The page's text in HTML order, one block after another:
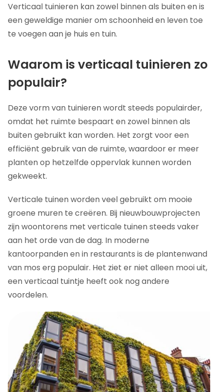
een verbluffend effect?
Benodigde materialen voor een verticale tuin
verticale tuin
Verticale tuin, conclusie
Veelgestelde vragen
Verticaal tuinieren kan zowel binnen als buiten en is
een geweldige manier om schoonheid en leven toe
te voegen aan je huis en tuin.
Waarom is verticaal tuinieren zo
populair?
Deze vorm van tuinieren wordt steeds populairder,
omdat het ruimte bespaart en zowel binnen als
buiten gebruikt kan worden. Het zorgt voor een
efficiënt gebruik van de ruimte, waardoor er meer
planten op hetzelfde oppervlak kunnen worden
gekweekt.
Verticale tuinen worden veel gebruikt om mooie
groene muren te creëren. Bij nieuwbouwprojecten
zijn woontorens met verticale tuinen steeds vaker
aan het orde van de dag. In moderne
kantoorpanden en in restaurants is de plantenwand
van mos erg populair. Het ziet er niet alleen mooi uit,
een verticaal tuintje heeft ook nog andere
voordelen.